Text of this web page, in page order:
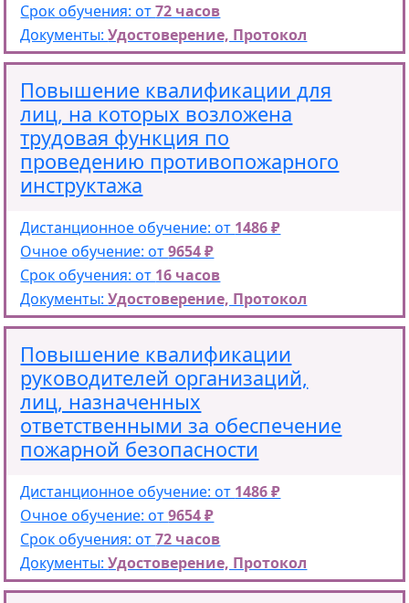
Срок обучения: от72 часов
Документы:Удостоверение, Протокол
Повышение квалификации для
лиц, на которых возложена
трудовая функция по
проведению противопожарного
инструктажа
Дистанционное обучение: от 1486 ₽
Очное обучение: от9654 ₽
Срок обучения: от 16 часов
Документы:Удостоверение, Протокол
Повышение квалификации
руководителей организаций,
лиц, назначенных
ответственными за обеспечение
пожарной безопасности
Дистанционное обучение: от 1486 ₽
Очное обучение: от9654 ₽
Срок обучения: от72 часов
Документы:Удостоверение, Протокол